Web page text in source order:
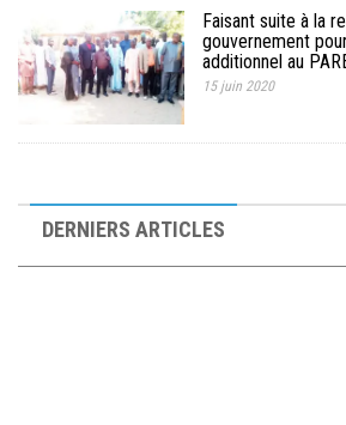
Faisant suite à la
gouvernement
additionnel au
15 juin 2020
DERNIERS ARTICLES
Comité de Pilotage du PAREC
19 septembre 2025